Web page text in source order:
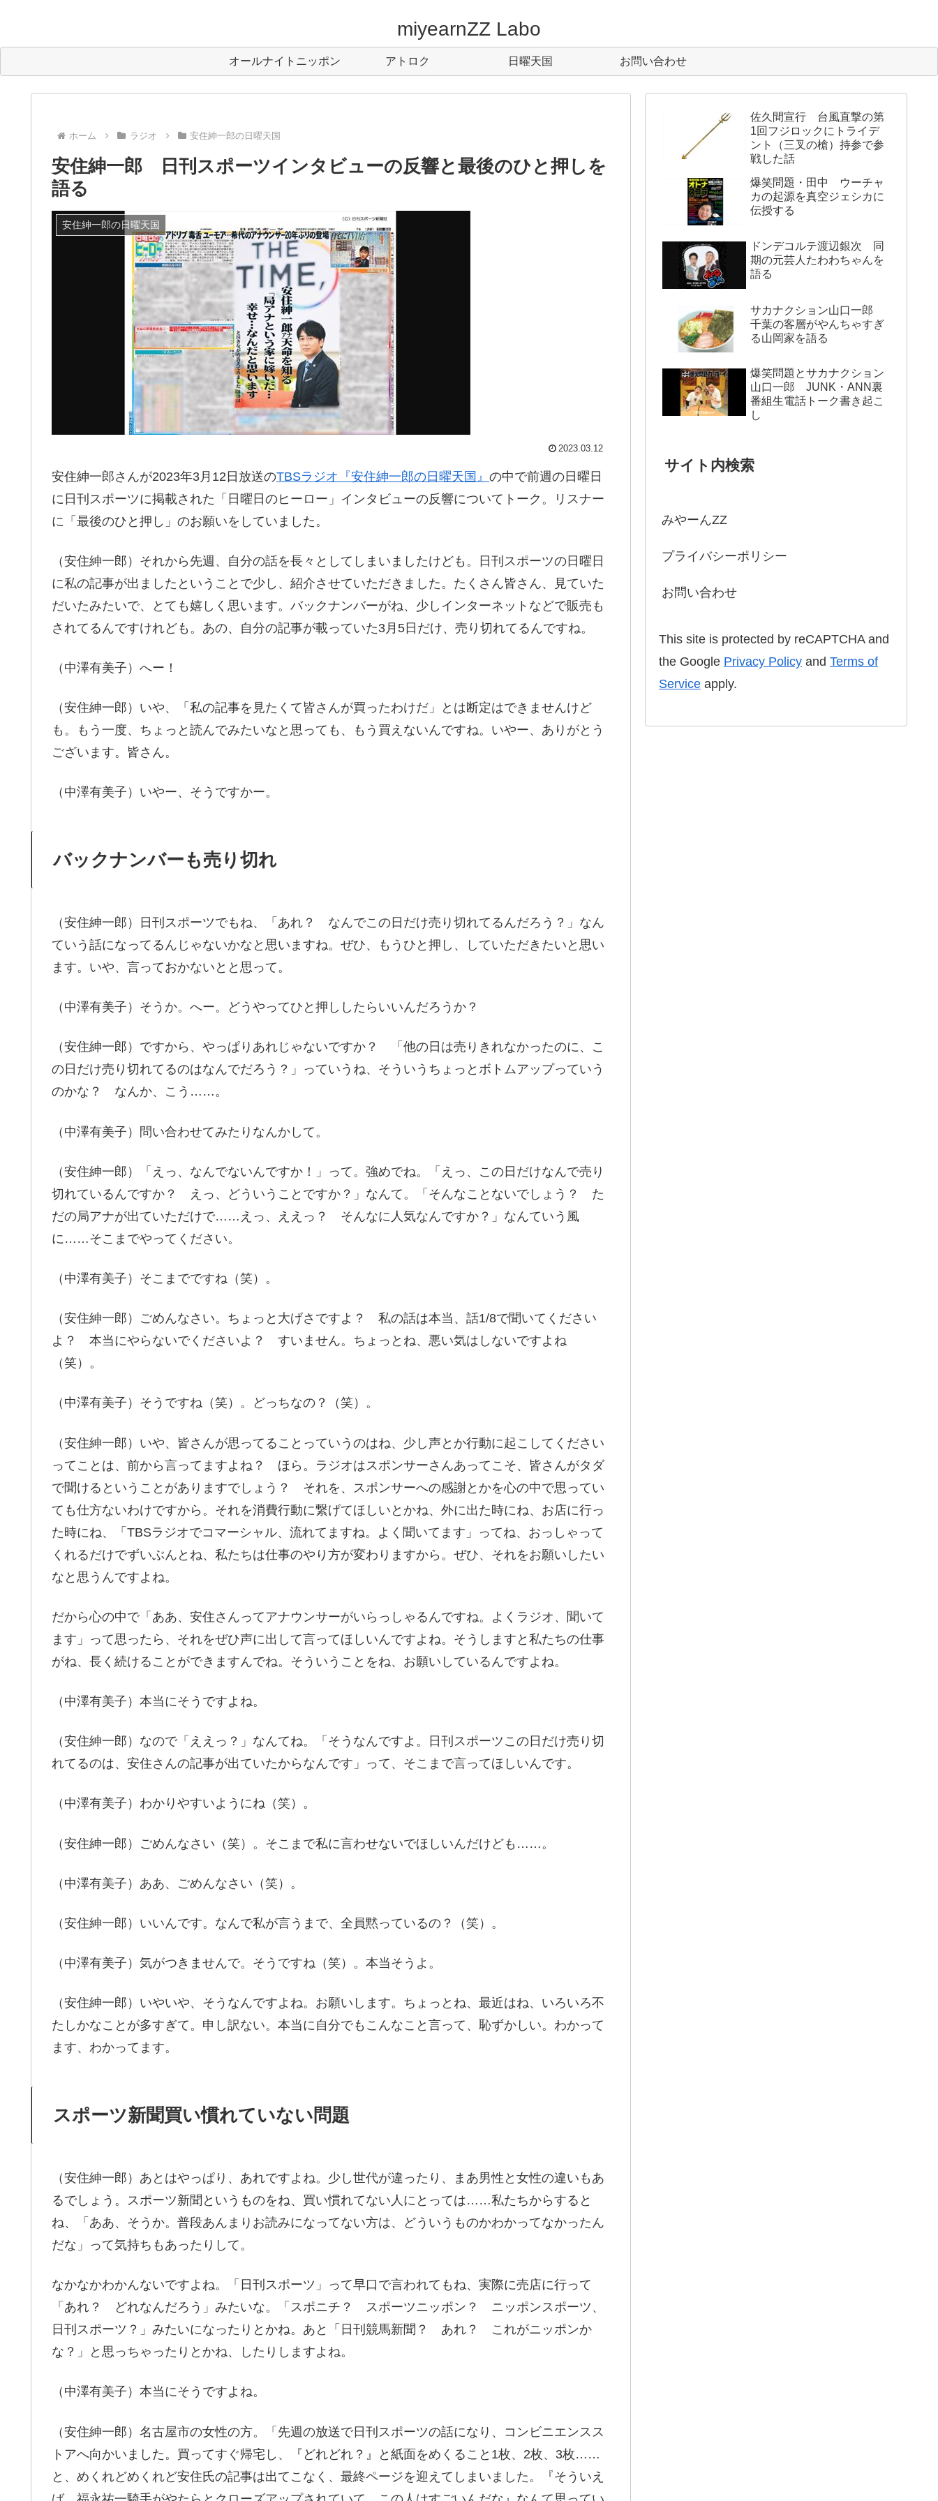
miyearnZZ Labo
オールナイトニッポン アトロク 日曜天国 お問い合わせ
ホーム ラジオ 安住紳一郎の日曜天国
安住紳一郎 日刊スポーツインタビューの反響と最後のひと押しを
語る
安住紳一郎の日曜天国
2023.03.12
安住紳一郎さんが2023年3月12日放送のTBSラジオ『安住紳一郎の日曜天国』 の中で前週の日曜日
に日刊スポーツに掲載された「日曜日のヒーロー」インタビューの反響についてトーク。リスナー
に「最後のひと押し」のお願いをしていました。
（安住紳一郎）それから先週、自分の話を長々としてしまいましたけども。日刊スポーツの日曜日
に私の記事が出ましたということで少し、紹介させていただきました。たくさん皆さん、見ていた
だいたみたいで、とても嬉しく思います。バックナンバーがね、少しインターネットなどで販売も
されてるんですけれども。あの、自分の記事が載っていた3月5日だけ、売り切れてるんですね。
（中澤有美子）へー！
（安住紳一郎）いや、「私の記事を見たくて皆さんが買ったわけだ」とは断定はできませんけど
も。もう一度、ちょっと読んでみたいなと思っても、もう買えないんですね。いやー、ありがとう
ございます。皆さん。
（中澤有美子）いやー、そうですかー。
バックナンバーも売り切れ
（安住紳一郎）日刊スポーツでもね、「あれ？ なんでこの日だけ売り切れてるんだろう？」なん
ていう話になってるんじゃないかなと思いますね。ぜひ、もうひと押し、していただきたいと思い
ます。いや、言っておかないとと思って。
（中澤有美子）そうか。へー。どうやってひと押ししたらいいんだろうか？
（安住紳一郎）ですから、やっぱりあれじゃないですか？ 「他の日は売りきれなかったのに、こ
の日だけ売り切れてるのはなんでだろう？」っていうね、そういうちょっとボトムアップっていう
のかな？ なんか、こう……。
（中澤有美子）問い合わせてみたりなんかして。
（安住紳一郎）「えっ、なんでないんですか！」って。強めでね。「えっ、この日だけなんで売り
切れているんですか？ えっ、どういうことですか？」なんて。「そんなことないでしょう？ た
だの局アナが出ていただけで……えっ、ええっ？ そんなに人気なんですか？」なんていう風
に……そこまでやってください。
（中澤有美子）そこまでですね（笑）。
（安住紳一郎）ごめんなさい。ちょっと大げさですよ？ 私の話は本当、話1/8で聞いてください
よ？ 本当にやらないでくださいよ？ すいません。ちょっとね、悪い気はしないですよね
（笑）。
（中澤有美子）そうですね（笑）。どっちなの？（笑）。
（安住紳一郎）いや、皆さんが思ってることっていうのはね、少し声とか行動に起こしてください
ってことは、前から言ってますよね？ ほら。ラジオはスポンサーさんあってこそ、皆さんがタダ
で聞けるということがありますでしょう？ それを、スポンサーへの感謝とかを心の中で思ってい
ても仕方ないわけですから。それを消費行動に繋げてほしいとかね、外に出た時にね、お店に行っ
た時にね、「TBSラジオでコマーシャル、流れてますね。よく聞いてます」ってね、おっしゃって
くれるだけでずいぶんとね、私たちは仕事のやり方が変わりますから。ぜひ、それをお願いしたい
なと思うんですよね。
だから心の中で「ああ、安住さんってアナウンサーがいらっしゃるんですね。よくラジオ、聞いて
ます」って思ったら、それをぜひ声に出して言ってほしいんですよね。そうしますと私たちの仕事
がね、長く続けることができますんでね。そういうことをね、お願いしているんですよね。
（中澤有美子）本当にそうですよね。
（安住紳一郎）なので「ええっ？」なんてね。「そうなんですよ。日刊スポーツこの日だけ売り切
れてるのは、安住さんの記事が出ていたからなんです」って、そこまで言ってほしいんです。
（中澤有美子）わかりやすいようにね（笑）。
（安住紳一郎）ごめんなさい（笑）。そこまで私に言わせないでほしいんだけども……。
（中澤有美子）ああ、ごめんなさい（笑）。
（安住紳一郎）いいんです。なんで私が言うまで、全員黙っているの？（笑）。
（中澤有美子）気がつきませんで。そうですね（笑）。本当そうよ。
（安住紳一郎）いやいや、そうなんですよね。お願いします。ちょっとね、最近はね、いろいろ不
たしかなことが多すぎて。申し訳ない。本当に自分でもこんなこと言って、恥ずかしい。わかって
ます、わかってます。
スポーツ新聞買い慣れていない問題
（安住紳一郎）あとはやっぱり、あれですよね。少し世代が違ったり、まあ男性と女性の違いもあ
るでしょう。スポーツ新聞というものをね、買い慣れてない人にとっては……私たちからすると
ね、「ああ、そうか。普段あんまりお読みになってない方は、どういうものかわかってなかったん
だな」って気持ちもあったりして。
なかなかわかんないですよね。「日刊スポーツ」って早口で言われてもね、実際に売店に行って
「あれ？ どれなんだろう」みたいな。「スポニチ？ スポーツニッポン？ ニッポンスポーツ、
日刊スポーツ？」みたいになったりとかね。あと「日刊競馬新聞？ あれ？ これがニッポンか
な？」と思っちゃったりとかね、したりしますよね。
（中澤有美子）本当にそうですよね。
（安住紳一郎）名古屋市の女性の方。「先週の放送で日刊スポーツの話になり、コンビニエンスス
トアへ向かいました。買ってすぐ帰宅し、『どれどれ？』と紙面をめくること1枚、2枚、3枚……
と、めくれどめくれど安住氏の記事は出てこなく、最終ページを迎えてしまいました。『そういえ
佐久間宣行 台風直撃の第
1回フジロックにトライデ
ント（三叉の槍）持参で参
戦した話
爆笑問題・田中 ウーチャ
カの起源を真空ジェシカに
伝授する
ドンデコルテ渡辺銀次 同
期の元芸人たわわちゃんを
語る
サカナクション山口一郎
千葉の客層がやんちゃすぎ
る山岡家を語る
爆笑問題とサカナクション
山口一郎 JUNK・ANN裏
番組生電話トーク書き起こ
し
サイト内検索
みやーんZZ
プライバシーポリシー
お問い合わせ
This site is protected by reCAPTCHA and
the Google Privacy Policy and Terms of
Service apply.